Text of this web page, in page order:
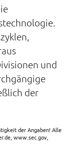
und
der
der Angaben! Alle
www.sec.gov,